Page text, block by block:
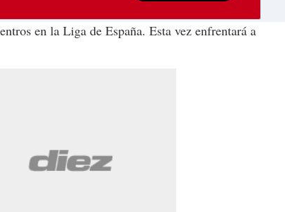
en la Liga de España. Esta vez enfrentará a